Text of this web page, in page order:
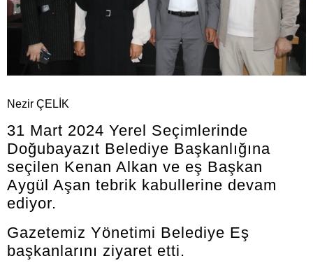
Nezir ÇELİK
31 Mart 2024 Yerel Seçimlerinde
Doğubayazıt Belediye Başkanlığına
seçilen Kenan Alkan ve eş Başkan
Aygül Aşan tebrik kabullerine devam
ediyor.
Gazetemiz Yönetimi Belediye Eş
başkanlarını ziyaret etti.